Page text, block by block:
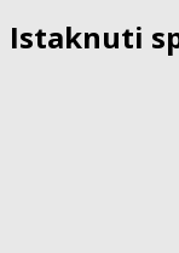
Istaknuti